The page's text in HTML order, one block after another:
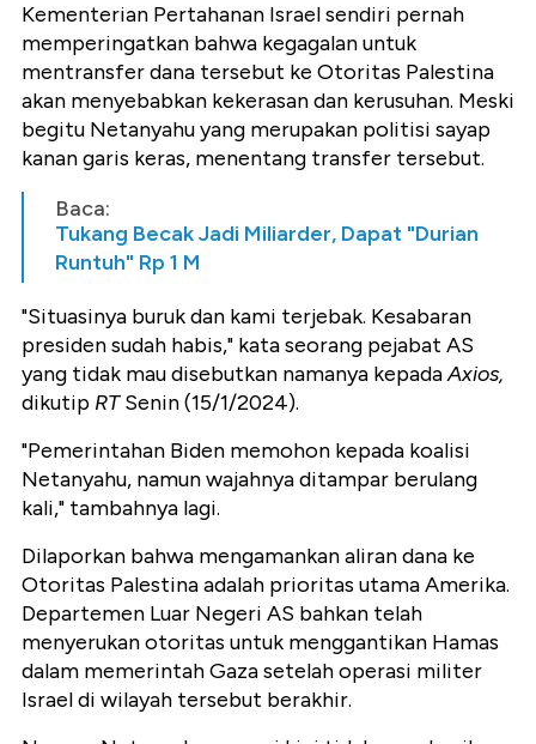
Kementerian Pertahanan Israel sendiri pernah
memperingatkan bahwa kegagalan untuk
mentransfer dana tersebut ke Otoritas Palestina
akan menyebabkan kekerasan dan kerusuhan. Meski
begitu Netanyahu yang merupakan politisi sayap
kanan garis keras, menentang transfer tersebut.
Baca:
Tukang Becak Jadi Miliarder, Dapat "Durian
Runtuh" Rp 1 M
"Situasinya buruk dan kami terjebak. Kesabaran
presiden sudah habis," kata seorang pejabat AS
yang tidak mau disebutkan namanya kepadaAxios,
dikutip RTSenin (15/1/2024).
"Pemerintahan Biden memohon kepada koalisi
Netanyahu, namun wajahnya ditampar berulang
kali," tambahnya lagi.
Dilaporkan bahwa mengamankan aliran dana ke
Otoritas Palestina adalah prioritas utama Amerika.
Departemen Luar Negeri AS bahkan telah
menyerukan otoritas untuk menggantikan Hamas
dalam memerintah Gaza setelah operasi militer
Israel di wilayah tersebut berakhir.